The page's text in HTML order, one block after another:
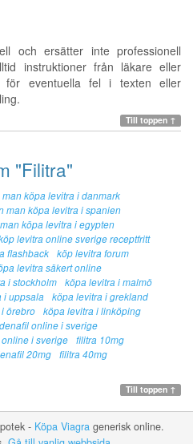
och ersätter inte professionell
instruktioner från läkare eller
för eventuella fel i texten eller
Till toppen ↑
"Filitra"
man köpa levitra i danmark
man köpa levitra i spanien
köpa levitra i egypten
levitra online sverige receptfritt
flashback
köp levitra forum
levitra säkert online
i stockholm
köpa levitra i malmö
i uppsala
köpa levitra i grekland
örebro
köpa levitra i linköping
online i sverige
i sverige
filitra 10mg
20mg
filitra 40mg
Till toppen ↑
- Köpa Viagragenerisk online.